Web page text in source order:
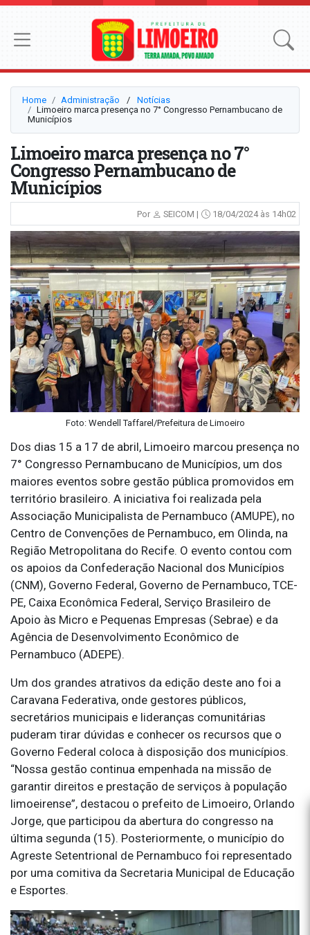
Home Administração ⠀/⠀ Notícias
Limoeiro marca presença no 7° Congresso Pernambucano de
Municípios
Limoeiro marca presença no 7°
Congresso Pernambucano de
Municípios
Por SEICOM | 18/04/2024 às 14h02
Foto: Wendell Taffarel/Prefeitura de Limoeiro
Dos dias 15 a 17 de abril, Limoeiro marcou presença no
7° Congresso Pernambucano de Municípios, um dos
maiores eventos sobre gestão pública promovidos em
território brasileiro. A iniciativa foi realizada pela
Associação Municipalista de Pernambuco (AMUPE), no
Centro de Convenções de Pernambuco, em Olinda, na
Região Metropolitana do Recife. O evento contou com
os apoios da Confederação Nacional dos Municípios
(CNM), Governo Federal, Governo de Pernambuco, TCE-
PE, Caixa Econômica Federal, Serviço Brasileiro de
Apoio às Micro e Pequenas Empresas (Sebrae) e da
Agência de Desenvolvimento Econômico de
Pernambuco (ADEPE).
Um dos grandes atrativos da edição deste ano foi a
Caravana Federativa, onde gestores públicos,
secretários municipais e lideranças comunitárias
puderam tirar dúvidas e conhecer os recursos que o
Governo Federal coloca à disposição dos municípios.
“Nossa gestão continua empenhada na missão de
garantir direitos e prestação de serviços à população
limoeirense”, destacou o prefeito de Limoeiro, Orlando
Jorge, que participou da abertura do congresso na
última segunda (15). Posteriormente, o município do
Agreste Setentrional de Pernambuco foi representado
por uma comitiva da Secretaria Municipal de Educação
e Esportes.